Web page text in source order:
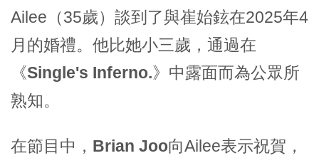
Ailee（35歲）談到了與崔始鉉在2025年4
月的婚禮。他比她小三歲，通過在
《Single's Inferno.》中露面而為公眾所
熟知。
在節目中， Brian Joo向Ailee表示祝賀，